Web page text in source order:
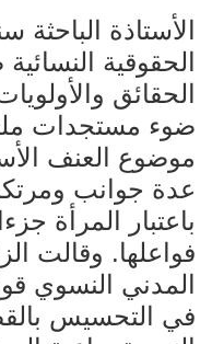
الأستاذة الباحثة
الحقوقية
الحقائق
ضوء مستجدات
موضوع العنف
عدة جوانب
باعتبار المرأة
فواعلها. وقالت
المدني النسوي
في التحسيس